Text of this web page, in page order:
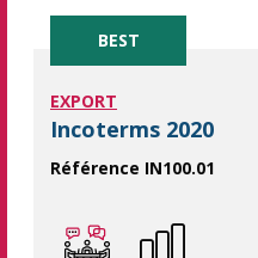
BEST
EXPORT
Incoterms 2020
Référence IN100.01